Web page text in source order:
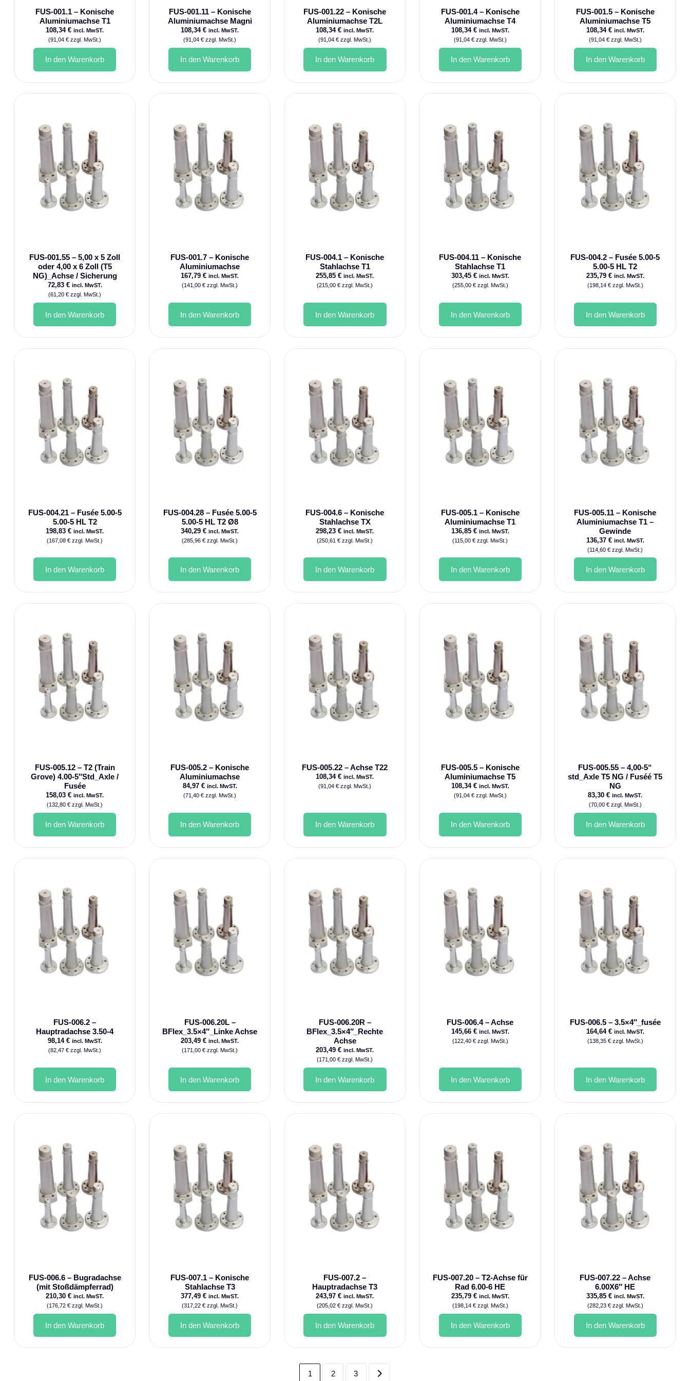
FUS-001.1 – Konische
Aluminiumachse T1
108,34€ incl. MwST.
(91,04€ zzgl. MwSt.)
In den Warenkorb
FUS-001.11 – Konische
Aluminiumachse Magni
108,34€ incl. MwST.
(91,04€ zzgl. MwSt.)
In den Warenkorb
FUS-001.22 – Konische
Aluminiumachse T2L
108,34€ incl. MwST.
(91,04€ zzgl. MwSt.)
In den Warenkorb
FUS-001.4 – Konische
Aluminiumachse T4
108,34 € incl. MwST.
(91,04 €zzgl. MwSt.)
In den Warenkorb
FUS-001.5 – Konische
Aluminiumachse T5
108,34 € incl. MwST.
(91,04 €zzgl. MwSt.)
In den Warenkorb
FUS-001.55 – 5,00 x 5 Zoll
oder 4,00 x 6 Zoll (T5
NG)_Achse / Sicherung
72,83 € incl. MwST.
(61,20€ zzgl. MwSt.)
In den Warenkorb
FUS-001.7 – Konische
Aluminiumachse
167,79€ incl. MwST.
(141,00€ zzgl. MwSt.)
In den Warenkorb
FUS-004.1 – Konische
Stahlachse T1
255,85€ incl. MwST.
(215,00€ zzgl. MwSt.)
In den Warenkorb
FUS-004.11 – Konische
Stahlachse T1
303,45 € incl. MwST.
(255,00 €zzgl. MwSt.)
In den Warenkorb
FUS-004.2 – Fusée 5.00-5
5.00-5 HL T2
235,79 € incl. MwST.
(198,14 €zzgl. MwSt.)
In den Warenkorb
FUS-004.21 – Fusée 5.00-5
5.00-5 HL T2
198,83€ incl. MwST.
(167,08€ zzgl. MwSt.)
In den Warenkorb
FUS-004.28 – Fusée 5.00-5
5.00-5 HL T2 Ø8
340,29€ incl. MwST.
(285,96€ zzgl. MwSt.)
In den Warenkorb
FUS-004.6 – Konische
Stahlachse TX
298,23€ incl. MwST.
(250,61€ zzgl. MwSt.)
In den Warenkorb
FUS-005.1 – Konische
Aluminiumachse T1
136,85 € incl. MwST.
(115,00€ zzgl. MwSt.)
In den Warenkorb
FUS-005.11 – Konische
Aluminiumachse T1 –
Gewinde
136,37 € incl. MwST.
(114,60€ zzgl. MwSt.)
In den Warenkorb
FUS-005.12 – T2 (Train
Grove) 4.00-5″Std_Axle /
Fusée
158,03€ incl. MwST.
(132,80€ zzgl. MwSt.)
In den Warenkorb
FUS-005.2 – Konische
Aluminiumachse
84,97 € incl. MwST.
(71,40€ zzgl. MwSt.)
In den Warenkorb
FUS-005.22 – Achse T22
108,34€ incl. MwST.
(91,04€ zzgl. MwSt.)
In den Warenkorb
FUS-005.5 – Konische
Aluminiumachse T5
108,34 € incl. MwST.
(91,04 €zzgl. MwSt.)
In den Warenkorb
FUS-005.55 – 4,00-5“
std_Axle T5 NG / Fuséé T5
NG
83,30€ incl. MwST.
(70,00 €zzgl. MwSt.)
In den Warenkorb
FUS-006.2 –
Hauptradachse 3.50-4
98,14 € incl. MwST.
(82,47€ zzgl. MwSt.)
In den Warenkorb
FUS-006.20L –
BFlex_3.5×4″_Linke Achse
203,49€ incl. MwST.
(171,00€ zzgl. MwSt.)
In den Warenkorb
FUS-006.20R –
BFlex_3.5×4″_Rechte
Achse
203,49€ incl. MwST.
(171,00€ zzgl. MwSt.)
In den Warenkorb
FUS-006.4 – Achse
145,66 € incl. MwST.
(122,40 €zzgl. MwSt.)
In den Warenkorb
FUS-006.5 – 3.5×4″_fusée
164,64 € incl. MwST.
(138,35 €zzgl. MwSt.)
In den Warenkorb
FUS-006.6 – Bugradachse
(mit Stoßdämpferrad)
210,30€ incl. MwST.
(176,72€ zzgl. MwSt.)
In den Warenkorb
FUS-007.1 – Konische
Stahlachse T3
377,49€ incl. MwST.
(317,22€ zzgl. MwSt.)
In den Warenkorb
FUS-007.2 –
Hauptradachse T3
243,97€ incl. MwST.
(205,02€ zzgl. MwSt.)
In den Warenkorb
FUS-007.20 – T2-Achse für
Rad 6.00-6 HE
235,79 € incl. MwST.
(198,14 €zzgl. MwSt.)
In den Warenkorb
FUS-007.22 – Achse
6.00X6″ HE
335,85 € incl. MwST.
(282,23 €zzgl. MwSt.)
In den Warenkorb
1 2 3